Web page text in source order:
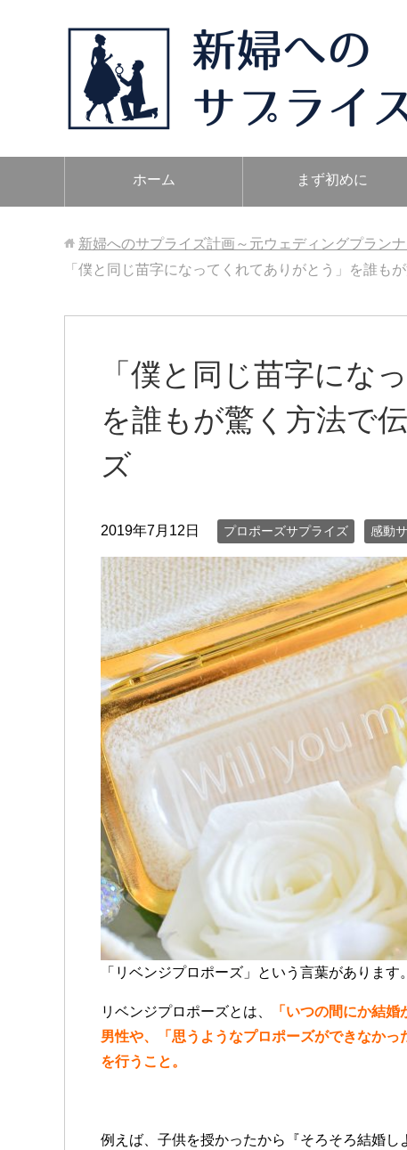
ホーム まず初めに
新婦へのサプライズ計画～元ウェディングプラン
「僕と同じ苗字になってくれてありがとう」を誰も
「僕と同じ苗字にな
を誰もが驚く方法で
ズ
2019年7月12日 プロポーズサプライズ 感動
「リベンジプロポーズ」という言葉があります。
リベンジプロポーズとは、
「いつの間にか結
男性や、「思うようなプロポーズができなか
を行うこと。
例えば、子供を授かったから『そろそろ結婚